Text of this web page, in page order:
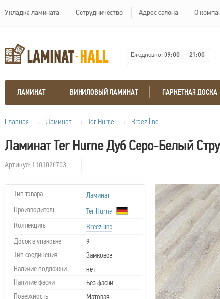
Укладка ламината Сотрудничество Адрес салона О
Ежедневно:09:00—21:00
ЛАМИНАТ ВИНИЛОВЫЙ ЛАМИНАТ ПАРКЕТНАЯ ДОСКА
Главная → Ламинат → Ter Hurne → Breez line
Ламинат Ter Hurne Дуб Серо-Белый
Артикул: 1101020703
Тип товара:
Ламинат
Производитель:
Ter Hurne
Коллекция:
Breez line
Досок в упаковке
9
Тип соединения
Замковое
Наличие подложки
нет
Наличие фаски
Без фаски
Поверхность
Матовая